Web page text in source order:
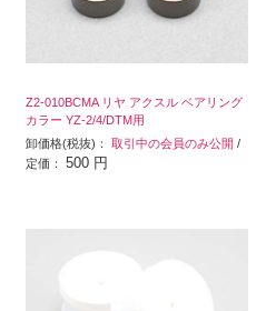
Z2-010BCMA リヤ アクスル ベアリング
カラー YZ-2/4/DTM用
卸価格(税抜)：取引中の会員のみ公開 /
定価：500 円